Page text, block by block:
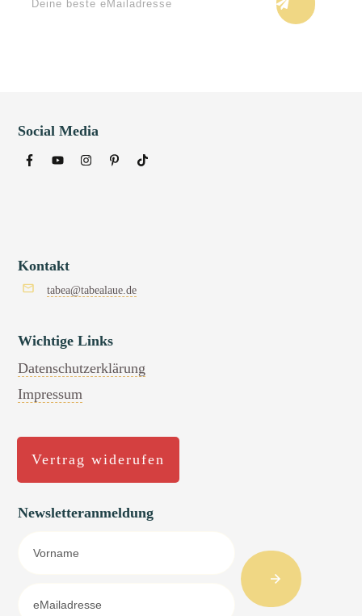
Social Media
Kontakt
tabea@tabealaue.de
Wichtige Links
Datenschutzerklärung
Impressum
Vertrag widerufen
Newsletteranmeldung